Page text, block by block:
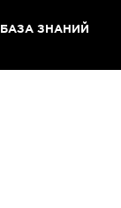
БАЗА ЗНАНИЙ